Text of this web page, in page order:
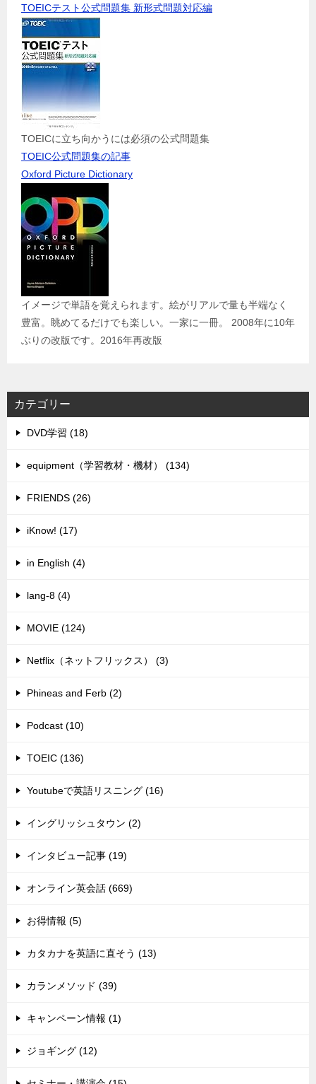
TOEICテスト公式問題集 新形式問題対応編
TOEICに立ち向かうには必須の公式問題集
TOEIC公式問題集の記事
Oxford Picture Dictionary
イメージで単語を覚えられます。絵がリアルで量も半端なく
豊富。眺めてるだけでも楽しい。一家に一冊。 2008年に10年
ぶりの改版です。2016年再改版
カテゴリー
DVD学習 (18)
equipment（学習教材・機材） (134)
FRIENDS (26)
iKnow! (17)
in English (4)
lang-8 (4)
MOVIE (124)
Netflix（ネットフリックス） (3)
Phineas and Ferb (2)
Podcast (10)
TOEIC (136)
Youtubeで英語リスニング (16)
イングリッシュタウン (2)
インタビュー記事 (19)
オンライン英会話 (669)
お得情報 (5)
カタカナを英語に直そう (13)
カランメソッド (39)
キャンペーン情報 (1)
ジョギング (12)